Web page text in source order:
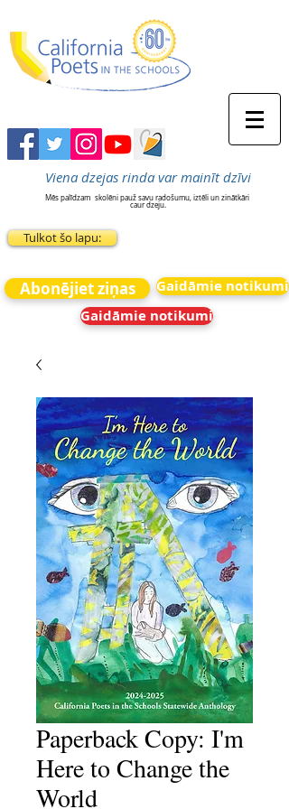
Viena dzejas rinda var mainīt dzīvi
Mēs palīdzam skolēni pauž savu radošumu, iztēli un zinātkāri
caur dzeju.
Tulkot šo lapu:
Abonējiet ziņas
Gaidāmie notikumi
Gaidāmie notikumi
Paperback Copy: I'm
Here to Change the
World